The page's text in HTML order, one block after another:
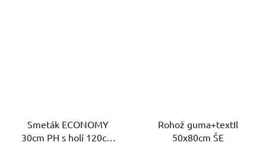
Smeták ECONOMY
30cm PH s holí 120cm
Rohož guma+textIl
50x80cm ŠE